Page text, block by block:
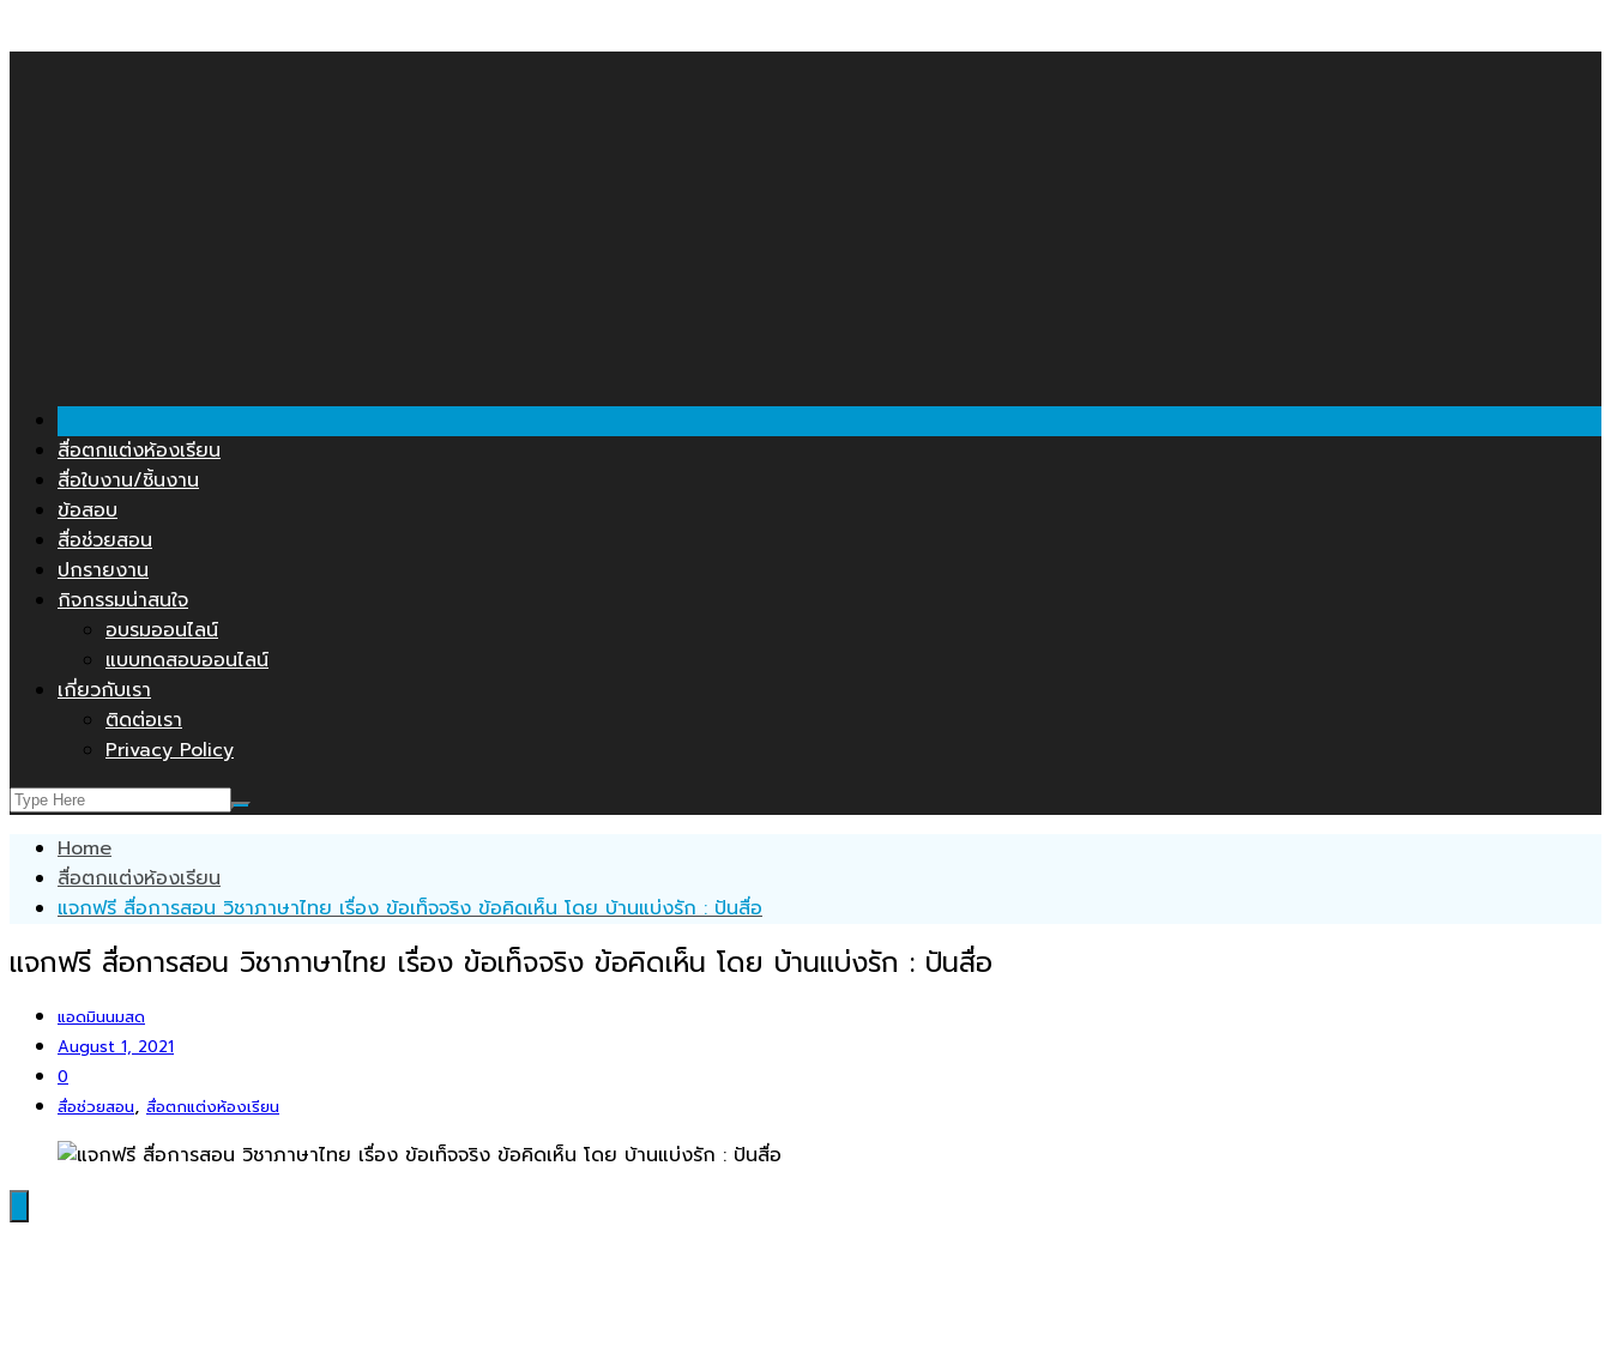
to
สื่อตกแต่งห้องเรียน
สื่อใบงาน/ชิ้นงาน
ข้อสอบ
สื่อช่วยสอน
ปกรายงาน
กิจกรรมน่าสนใจ
อบรมออนไลน์
แบบทดสอบออนไลน์
เกี่ยวกับเรา
ติดต่อเรา
Privacy Policy
Home
สื่อตกแต่งห้องเรียน
แจกฟรี สื่อการสอน วิชาภาษาไทย เรื่อง ข้อเท็จจริง ข้อคิดเห็น โดย บ้านแบ่งรัก : ปันสื่อ
แจกฟรี สื่อการสอน วิชาภาษาไทย เรื่อง ข้อเท็จจริง ข้อคิดเห็น โดย บ้านแบ่งรัก : ปันสื่อ
แอดมินนมสด
August 1, 2021
0
สื่อช่วยสอน, สื่อตกแต่งห้องเรียน